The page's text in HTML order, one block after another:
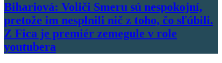
Bihariová: Voliči Smeru sú nespokojní,
pretože im nesplnili nič z toho, čo sľúbili.
Z Fica je premiér zemegule v role
youtubera